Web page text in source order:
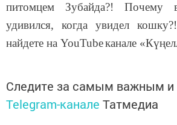
питомцем Зубайда?! Почему
удивился, когда увидел
найдете на YouTubeканале
Следите за самым важным и
Telegram-канале Татмедиа